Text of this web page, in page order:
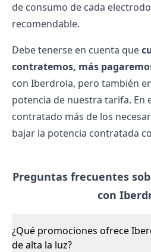
de consumo de cada
recomendable.
Debe tenerse en cuenta que
contratemos, más
con Iberdrola, pero también
potencia de nuestra tarifa. En
contratado más de los
bajar la potencia contratada
Preguntas frecuentes
con
¿Qué promociones ofrece
de alta la luz?